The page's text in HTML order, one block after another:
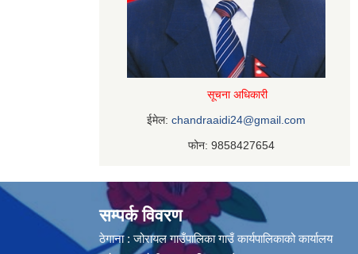
सूचना अधिकारी
ईमेल: chandraaidi24@gmail.com
फोन: 9858427654
सम्पर्क विवरण
ठेगाना : जोरायल गाउँपालिका गाउँ कार्यपालिकाको कार्यालय